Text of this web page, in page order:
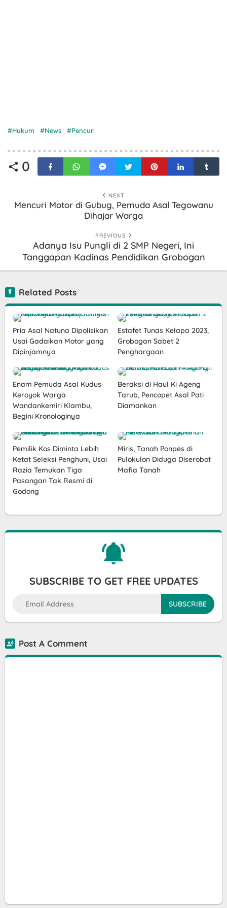
Hukum News Pencuri
0
NEXT
Mencuri Motor di Gubug, Pemuda Asal Tegowanu
Dihajar Warga
PREVIOUS
Adanya Isu Pungli di 2 SMP Negeri, Ini
Tanggapan Kadinas Pendidikan Grobogan
Related Posts
Pria Asal Natuna Dipolisikan
Usai Gadaikan Motor yang
Dipinjamnya
Estafet Tunas Kelapa 2023,
Grobogan Sabet 2
Penghargaan
Enam Pemuda Asal Kudus
Keroyok Warga
Wandankemiri Klambu,
Begini Kronologinya
Beraksi di Haul Ki Ageng
Tarub, Pencopet Asal Pati
Diamankan
Pemilik Kos Diminta Lebih
Ketat Seleksi Penghuni, Usai
Razia Temukan Tiga
Pasangan Tak Resmi di
Godong
Miris, Tanah Ponpes di
Pulokulon Diduga Diserobot
Mafia Tanah
SUBSCRIBE TO GET FREE UPDATES
Post A Comment